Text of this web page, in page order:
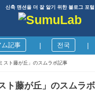
신축 맨션을 더 잘 알기 위한 블로그 포털
ム記事 전국
スト藤が丘」のスムラボ記事
ト藤が丘」のスムラ